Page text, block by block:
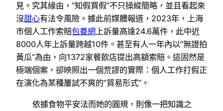
見。究其緣由，“知假買假”不只操縱簡略，並且看起來
沒甜心有法令風險。據此前媒體報道，2023年，上海
市個人工作索賠包養網上訴量高達24.6萬件，此中近
8000人年上訴量跨越10件。甚至有人一年內以“無證拍
黃瓜”為由，向1372家餐飲店提出高額索賠。這固然是
極端個案，卻映照出一個荒謬的實際：個人工作打假正
在演化為某種屢試不爽的“貿易形式”。
依據食物平安法而她的圓規，則像一把知識之